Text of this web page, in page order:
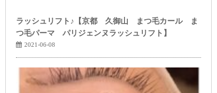
ラッシュリフト♪【京都 久御山 まつ毛カール ま
つ毛パーマ パリジェンヌラッシュリフト】
2021-06-08